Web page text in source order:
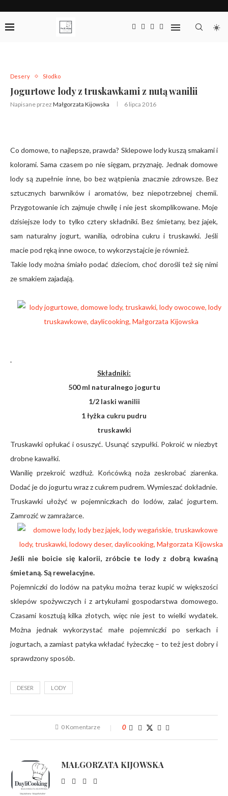
Desery Słodko
Jogurtowe lody z truskawkami z nutą wanilii
Napisane przez Małgorzata Kijowska 6 lipca 2016
Co domowe, to najlepsze, prawda? Sklepowe lody kuszą smakami i
kolorami. Sama czasem po nie sięgam, przyznaję. Jednak domowe
lody są zupełnie inne, bo bez wątpienia znacznie zdrowsze. Bez
sztucznych barwników i aromatów, bez niepotrzebnej chemii.
Przygotowanie ich zajmuje chwilę i nie jest skomplikowane. Moje
dzisiejsze lody to tylko cztery składniki. Bez śmietany, bez jajek,
sam naturalny jogurt, wanilia, odrobina cukru i truskawki. Jeśli
macie pod ręką inne owoce, to wykorzystajcie je również.
Takie lody można śmiało podać dzieciom, choć dorośli też się nimi
ze smakiem zajadają.
Składniki:
500 ml naturalnego jogurtu
1/2 laski wanilii
1 łyżka cukru pudru
truskawki
Truskawki opłukać i osuszyć. Usunąć szypułki. Pokroić w niezbyt
drobne kawałki.
Wanilię przekroić wzdłuż. Końcówką noża zeskrobać ziarenka.
Dodać je do jogurtu wraz z cukrem pudrem. Wymieszać dokładnie.
Truskawki ułożyć w pojemniczkach do lodów, zalać jogurtem.
Zamrozić w zamrażarce.
Jeśli nie boicie się kalorii, zróbcie te lody z dobrą kwaśną
śmietaną. Są rewelacyjne.
Pojemniczki do lodów na patyku można teraz kupić w większości
sklepów spożywczych i z artykułami gospodarstwa domowego.
Czasami kosztują kilka złotych, więc nie jest to wielki wydatek.
Można jednak wykorzystać małe pojemniczki po serkach i
jogurtach, a zamiast patyka wkładać łyżeczkę – to też jest dobry i
sprawdzony sposób.
DESER LODY
0 Komentarze 0
MAŁGORZATA KIJOWSKA